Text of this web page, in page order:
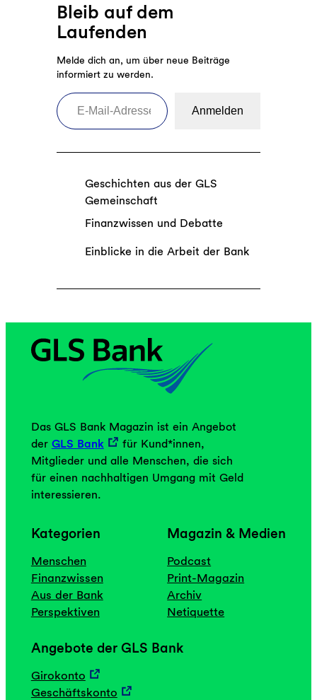
Bleib auf dem
Laufenden
Melde dich an, um über neue Beiträge
informiert zu werden.
E-Mail-Adresse eingeben
Anmelden
Geschichten aus der GLS
Gemeinschaft
Finanzwissen und Debatte
Einblicke in die Arbeit der Bank
Das GLS Bank Magazin ist ein Angebot
der GLS Bank
für Kund*innen,
Mitglieder und alle Menschen, die sich
für einen nachhaltigen Umgang mit Geld
interessieren.
Kategorien
Menschen
Finanzwissen
Aus der Bank
Perspektiven
Magazin & Medien
Podcast
Print-Magazin
Archiv
Netiquette
Angebote der GLS Bank
Girokonto
Geschäftskonto